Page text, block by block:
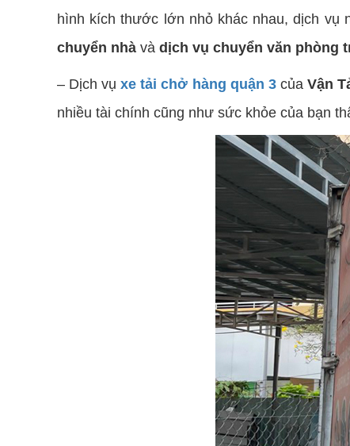
hình kích thước lớn nhỏ khác nhau, dịch vụ
chuyển nhà và dịch vụ chuyển văn phòng
– Dịch vụxe tải chở hàng quận 3của Vận
nhiều tài chính cũng như sức khỏe của bạn